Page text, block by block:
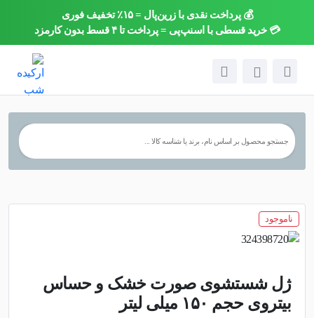
💰 پرداخت نقدی با زرین‌پال = ۱۵٪ تخفیف فوری
💳 خرید قسطی با اسنپ‌پی = پرداخت تا ۴ قسط بدون کارمزد×
ناموجود
ژل شستشوی صورت خشک و حساس
بیتروی حجم ۱۵۰ میلی لیتر